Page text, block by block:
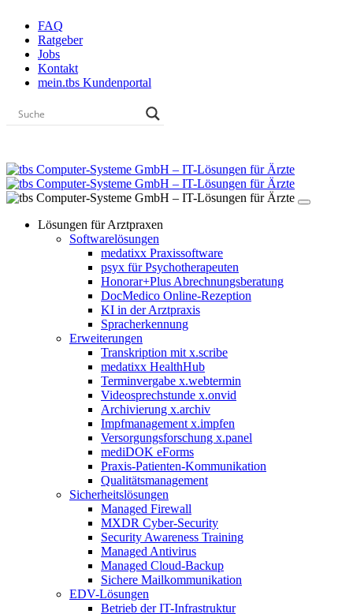
content
FAQ
Ratgeber
Jobs
Kontakt
mein.tbs Kundenportal
Lösungen für Arztpraxen
Softwarelösungen
medatixx Praxissoftware
psyx für Psychotherapeuten
Honorar+Plus Abrechnungsberatung
DocMedico Online-Rezeption
KI in der Arztpraxis
Spracherkennung
Erweiterungen
Transkription mit x.scribe
medatixx HealthHub
Terminvergabe x.webtermin
Videosprechstunde x.onvid
Archivierung x.archiv
Impfmanagement x.impfen
Versorgungsforschung x.panel
mediDOK eForms
Praxis-Patienten-Kommunikation
Qualitätsmanagement
Sicherheitslösungen
Managed Firewall
MXDR Cyber-Security
Security Awareness Training
Managed Antivirus
Managed Cloud-Backup
Sichere Mailkommunikation
EDV-Lösungen
Betrieb der IT-Infrastruktur